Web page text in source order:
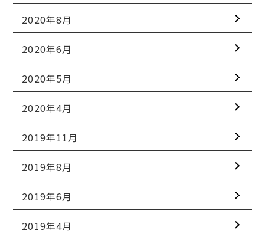
2020年8月
2020年6月
2020年5月
2020年4月
2019年11月
2019年8月
2019年6月
2019年4月